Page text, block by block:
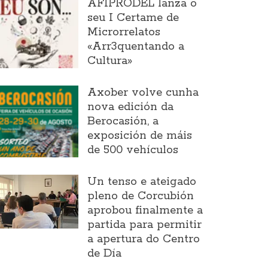
AFIPRODEL lanza o
seu I Certame de
Microrrelatos
«Arr3quentando a
Cultura»
Axober volve cunha
nova edición da
Berocasión, a
exposición de máis
de 500 vehículos
Un tenso e ateigado
pleno de Corcubión
aprobou finalmente a
partida para permitir
a apertura do Centro
de Día